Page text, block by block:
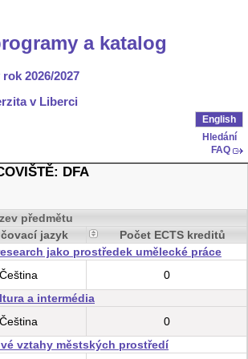
a katalog
2026/2027
v Liberci
English
Hledání
FAQ
DFA
předmětu
jazyk
Počet ECTS kreditů
jako prostředek umělecké práce
Čeština
0
a intermédia
Čeština
0
vztahy městských prostředí